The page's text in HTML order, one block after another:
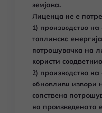
земјава.
Лиценца не е
1) производство
топлинска
потрошувачка на
користи
2) производство
обновливи извори
сопствена
на произведената